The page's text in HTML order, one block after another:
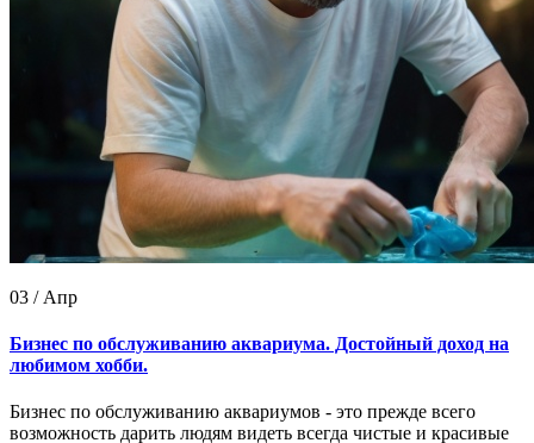
03 / Апр
Бизнес по обслуживанию аквариума. Достойный доход на
любимом хобби.
Бизнес по обслуживанию аквариумов - это прежде всего
возможность дарить людям видеть всегда чистые и красивые